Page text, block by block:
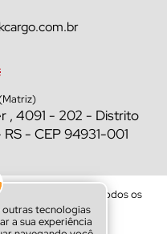
, 4091 - 202 - Distrito
- CEP 94931-001
0001-50 - Todos os
outras tecnologias
a sua experiência